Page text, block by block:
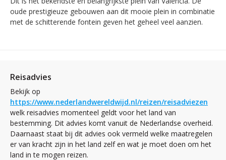
oude prestigieuze gebouwen aan dit mooie plein in combinatie
met de schitterende fontein geven het geheel veel aanzien.
Reisadvies
Bekijk op
https://www.nederlandwereldwijd.nl/reizen/reisadviezen
welk reisadvies momenteel geldt voor het land van
bestemming. Dit advies komt vanuit de Nederlandse overheid.
Daarnaast staat bij dit advies ook vermeld welke maatregelen
er van kracht zijn in het land zelf en wat je moet doen om het
land in te mogen reizen.